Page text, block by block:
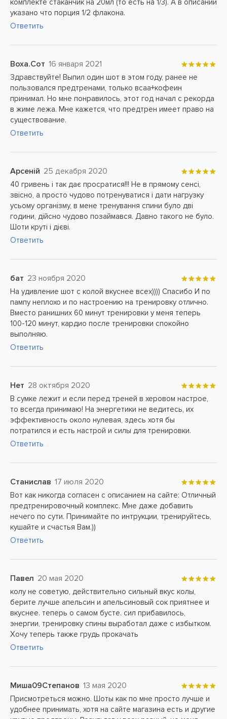
комплекте стаканчик на 20мл (то есть на 1/3). А в описании
указано что порция 1/2 флакона.
Ответить
Воха.Сот 16 января 2021
Здравствуйте! Выпил один шот в этом году, ранее не
пользовался предтренами, только всаа+кофеин
принимал. Но мне понравилось, этот год начал с рекорда
в жиме лежа. Мне кажется, что предтрен имеет право на
существование.
Ответить
Арсеній 25 декабря 2020
40 гривень і так дає просратися!!! Не в прямому сенсі,
звісно, а просто чудово потренуватися і дати нагрузку
усьому організму, в мене тренування спини було дві
години, дійсно чудово позаймався. Давно такого не було.
Шоти круті і дієві.
Ответить
бат 23 ноября 2020
На удивление шот с колой вкуснее всех)))) Спасибо И по
пампу неплохо и по настроению на тренировку отлично.
Вместо ранишних 60 минут тренировки у меня теперь
100-120 минут, кардио после тренировки спокойно
выполняю.
Ответить
Нет 28 октября 2020
В сумке лежит и если перед треней в херовом настрое,
то всегда принимаю! На энергетики не ведитесь, их
эффективность около нулевая, здесь хотя бы
потратился и есть настрой и силы для тренировки.
Ответить
Станислав 17 июля 2020
Вот как никогда согласен с описанием на сайте: Отличный
предтренировочный комплекс. Мне даже добавить
нечего по сути. Принимайте по интрукции, тренируйтесь,
кушайте и счастья Вам.))
Ответить
Павел 20 мая 2020
колу не советую, действительно сильный вкус колы,
берите лучше апельсин и апельсиновый сок приятнее и
вкуснее. теперь о самом бусте. сил прибавилось,
энергии, тренировку спины выработал даже с избытком.
Хочу теперь также грудь прокачать
Ответить
Миша09Степанов 13 мая 2020
Присмотреться можно. Шоты как по мне просто лучше и
удобнее принимать, хотя на сайте магазина есть и другие